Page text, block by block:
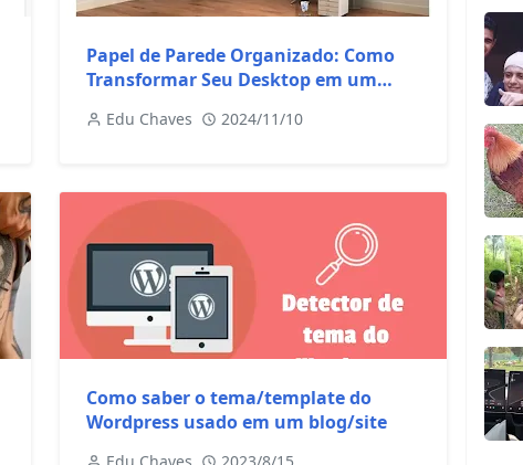
Papel de Parede Organizado: Como
Transformar Seu Desktop em um
Edu Chaves 2024/11/10
Como saber o tema/template do
Wordpress usado em um blog/site